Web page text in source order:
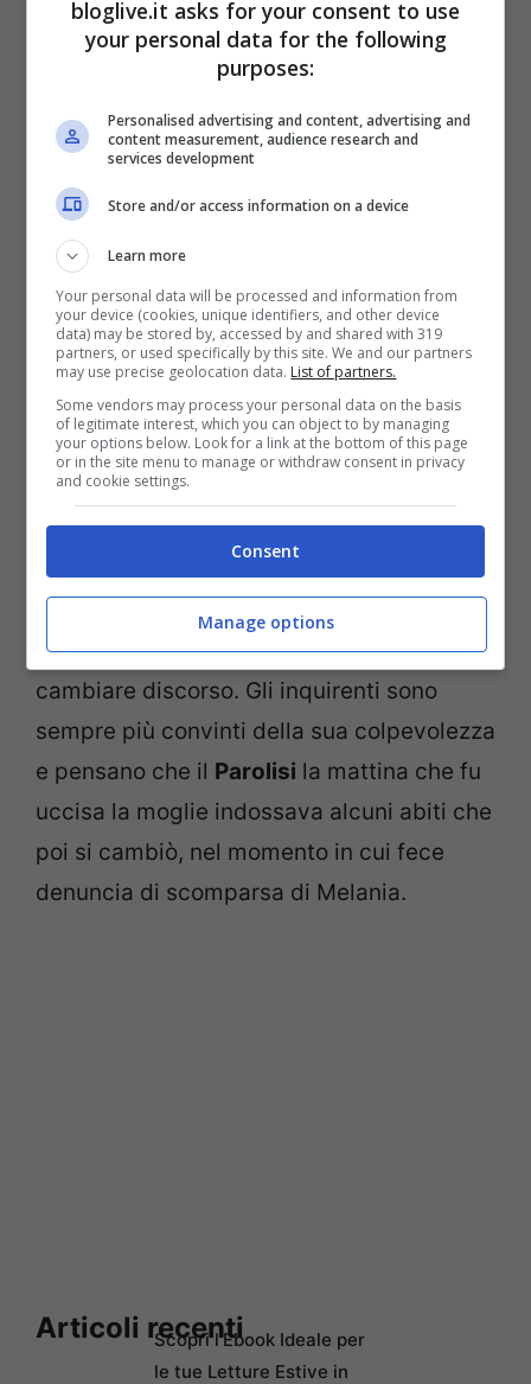
Suscita ancora più curiosità, l’ultima
sorprendente rivelazione, a cui è giunta
l’anatomopatologa forenseCristina
Cattaneoche si è occupata dell’autopsia
del cadavere della piccolaYara
Gambirasio. L’assassino ha colpito con la
mano sinistra e quindi forse è
mancino.Altro caso ancora aperto quello
dell’omicidioMelania Rea.
Salvo Sottilemanda in onda l’interrogatorio
fatto a
scena del delitto, dove l’uomo si mostra
distaccato, mente su alcuni punti e tende a
cambiare discorso. Gli inquirenti sono
sempre più convinti della sua colpevolezza
e pensano che il Parolisi la mattina che fu
uccisa la moglie indossava alcuni abiti che
poi si cambiò, nel momento in cui fece
denuncia di scomparsa di Melania.
Articoli recentiScopri l’Ebook Ideale per
le tue Letture Estive in
bloglive.it asks for your consent to use
your personal data for the following
purposes:
Personalised advertising and content, advertising and
content measurement, audience research and
services development
Store and/or access information on a device
Learn more
Your personal data will be processed and information from
your device (cookies, unique identifiers, and other device
data) may be stored by, accessed by and shared with 319
partners, or used specifically by this site. We and our partners
may use precise geolocation data. List of partners.
Some vendors may process your personal data on the basis
of legitimate interest, which you can object to by managing
your options below. Look for a link at the bottom of this page
or in the site menu to manage or withdraw consent in privacy
and cookie settings.
Consent
Manage options